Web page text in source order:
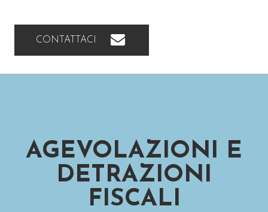
CONTATTACI
AGEVOLAZIONI E
DETRAZIONI
FISCALI